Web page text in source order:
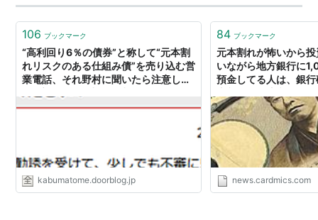
能性があること 株式投資のメリットは、資産を…
106 ブックマーク
“高利回り6％の債券”と称して“元本割
れリスクのある仕組み債”を売り込む営
業電話、それ野村に聞いたら注意しよ
kabumatome.doorblog.jp
84 ブックマーク
元本割れが怖いから
いながら地方銀行に
預金してる人は、銀
カードの読みもの
news.cardmics.com